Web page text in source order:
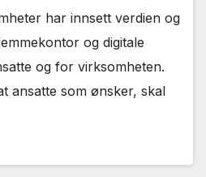
har innsett verdien og
og digitale
og for virksomheten.
ansatte som ønsker, skal